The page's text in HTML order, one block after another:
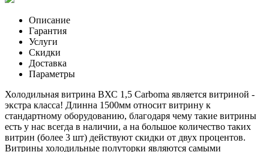
Описание
Гарантия
Услуги
Скидки
Доставка
Параметры
Холодильная витрина ВХС 1,5 Carboma является витриной -
экстра класса! Длинна 1500мм относит витрину к
стандартному оборудованию, благодаря чему такие витрины
есть у нас всегда в наличии, а на большое количество таких
витрин (более 3 шт) действуют скидки от двух процентов.
Витрины холодильные полуторки являются самыми